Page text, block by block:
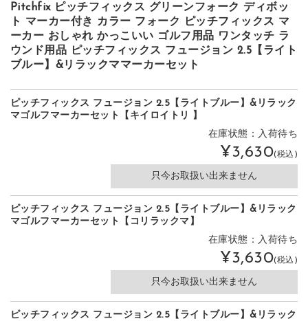
Pitchfix ピッチフィックス グリーンフォーク ディボッ
ト マーカー付き カラー フォーク ピッチフィックス マ
ーカー おしゃれ かっこいい ゴルフ用品 ワンタッチ ラ
ウンド用品 ピッチフィックス フュージョン 2.5【ライト
ブルー】&リラックママーカーセット
ピッチフィックス フュージョン 2.5【ライトブルー】&リラック
マゴルフマーカーセット【キイロイトリ 】
在庫状態：入荷待ち
¥3,630(税込)
只今お取扱い出来ません
ピッチフィックス フュージョン 2.5【ライトブルー】&リラック
マゴルフマーカーセット【コリラックマ】
在庫状態：入荷待ち
¥3,630(税込)
只今お取扱い出来ません
ピッチフィックス フュージョン 2.5【ライトブルー】&リラック